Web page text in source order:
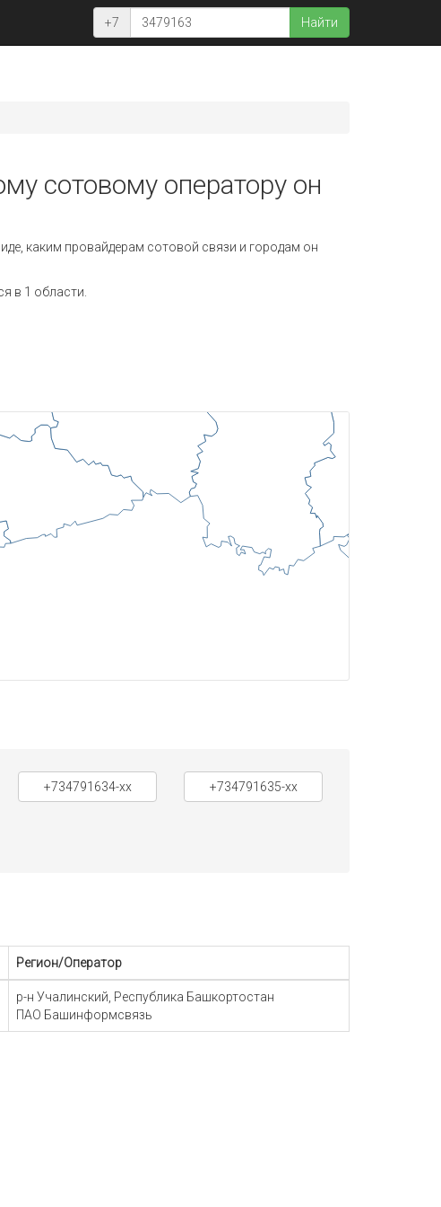
+7 Найти
сотовому оператору он
каким провайдерам сотовой связи и городам он
в 1 области.
+734791634-xx +734791635-xx
Регион/Оператор
р-н Учалинский, Республика Башкортостан
ПАО Башинформсвязь